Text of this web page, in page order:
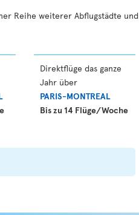
Reihe weiterer Abflugstädte und
Direktflüge das ganze
Jahr über
PARIS-MONTREAL
Bis zu 14 Flüge/Woche